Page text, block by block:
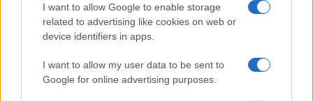
I want to allow Google to enable storage
related to advertising like cookies on web or
device identifiers in apps.
I want to allow my user data to be sent to
Google for online advertising purposes.
orientata a scelte alimentari misurate. In
redazione difende chiarezza scientifica e
conserva ricette leggere annotate a mano.